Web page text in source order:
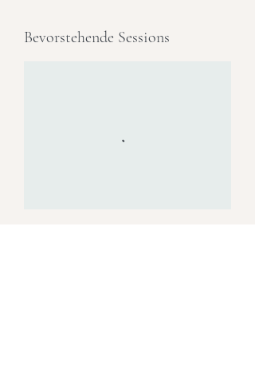
Bevorstehende Sessions